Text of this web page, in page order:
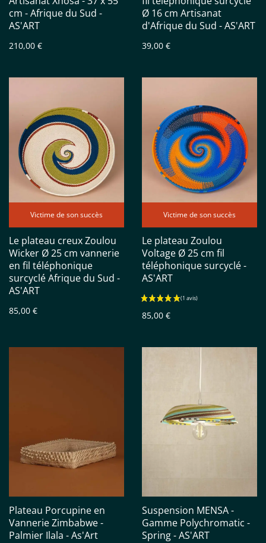
cm - Afrique du Sud -
AS'ART
210,00 €
Ø 16 cm Artisanat
d'Afrique du Sud - AS'ART
39,00 €
Victime de son succès
Le plateau creux Zoulou
Wicker Ø 25 cm vannerie
en fil téléphonique
surcyclé Afrique du Sud -
AS'ART
85,00 €
Victime de son succès
Le plateau Zoulou
Voltage Ø 25 cm fil
téléphonique surcyclé -
AS'ART
85,00 €
Plateau Porcupine en
Vannerie Zimbabwe -
Palmier Ilala - As'Art
Suspension MENSA -
Gamme Polychromatic -
Spring - AS'ART